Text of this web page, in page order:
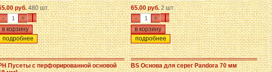
руб.480 шт.
- +
подробнее
65.00 руб.2 шт.
- +
подробнее
Пусеты с перфорированной основой
BS Основа для серег Pandora 70 мм